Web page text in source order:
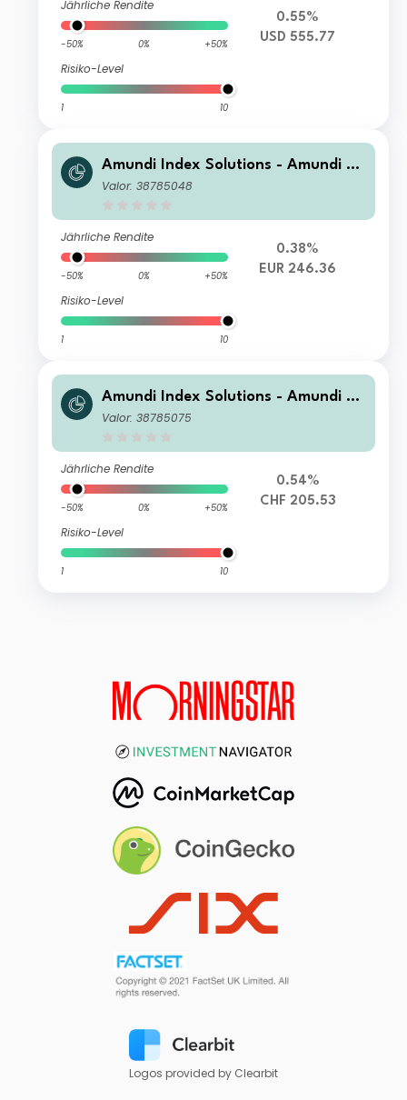
Jährliche Rendite
-50% 0% +50%
Risiko-Level
1 10
0.55%
USD 555.77
Amundi Index Solutions - Amundi JP
X-Nikkei 400 UCITS ETF-C EUR
Valor: 38785048
Jährliche Rendite
-50% 0% +50%
Risiko-Level
1 10
0.38%
EUR 246.36
Amundi Index Solutions - Amundi JP
X-Nikkei 400 UCITS ETF-C CHF Hed
Valor: 38785075
Jährliche Rendite
-50% 0% +50%
Risiko-Level
1 10
0.54%
CHF 205.53
Logos provided by Clearbit